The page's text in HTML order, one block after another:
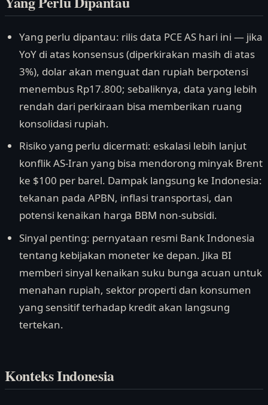
Yang perlu dipantau: rilis data PCE AS hari ini — jika
YoY di atas konsensus (diperkirakan masih di atas
3%), dolar akan menguat dan rupiah berpotensi
menembus Rp17.800; sebaliknya, data yang lebih
rendah dari perkiraan bisa memberikan ruang
konsolidasi rupiah.
Risiko yang perlu dicermati: eskalasi lebih lanjut
konflik AS-Iran yang bisa mendorong minyak Brent
ke $100 per barel. Dampak langsung ke Indonesia:
tekanan pada APBN, inflasi transportasi, dan
potensi kenaikan harga BBM non-subsidi.
Sinyal penting: pernyataan resmi Bank Indonesia
tentang kebijakan moneter ke depan. Jika BI
memberi sinyal kenaikan suku bunga acuan untuk
menahan rupiah, sektor properti dan konsumen
yang sensitif terhadap kredit akan langsung
tertekan.
Konteks Indonesia